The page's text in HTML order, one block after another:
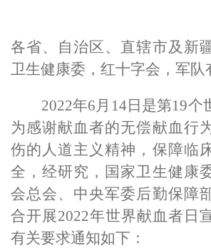
各省、自治区、直辖市及新
卫生健康委，红十字会，军队
2022年6月 14日是第19个
为感谢献血者的无偿献血行
伤的人道主义精神，保障临
全，经研究，国家卫生健康
会总会、中央军委后勤保障
合开展2022年世界献血者日
有关要求通知如下：